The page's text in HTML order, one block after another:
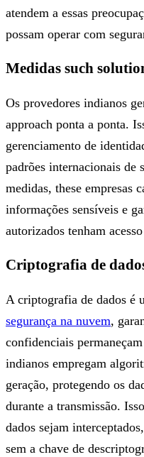
atendem a essas
possam operar com
Medidas such
Os provedores indianos
approach ponta a ponta.
gerenciamento de
padrões internacionais de
medidas, these empresas
informações sensíveis e
autorizados tenham
Criptografia de
A criptografia de dados é
segurança na nuvem,
confidenciais
indianos empregam
geração, protegendo os
durante a transmissão.
dados sejam
​​sem a chave de